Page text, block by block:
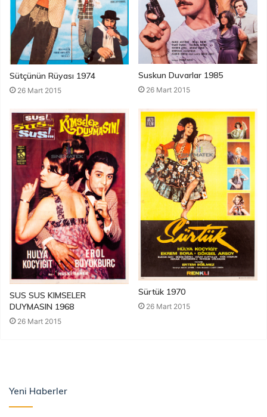
Sütçünün Rüyası 1974
26 Mart 2015
Suskun Duvarlar 1985
26 Mart 2015
SUS SUS KIMSELER
DUYMASIN 1968
26 Mart 2015
Sürtük 1970
26 Mart 2015
Yeni Haberler